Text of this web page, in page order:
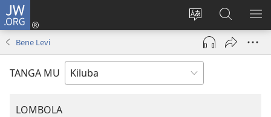
JW.ORG
Shinta
ludimi
lwa
diteba
Twela
(opens
window)
Kukimba
pa
JW.ORG
Bene Levi
TANGA MU
LOMBOLA